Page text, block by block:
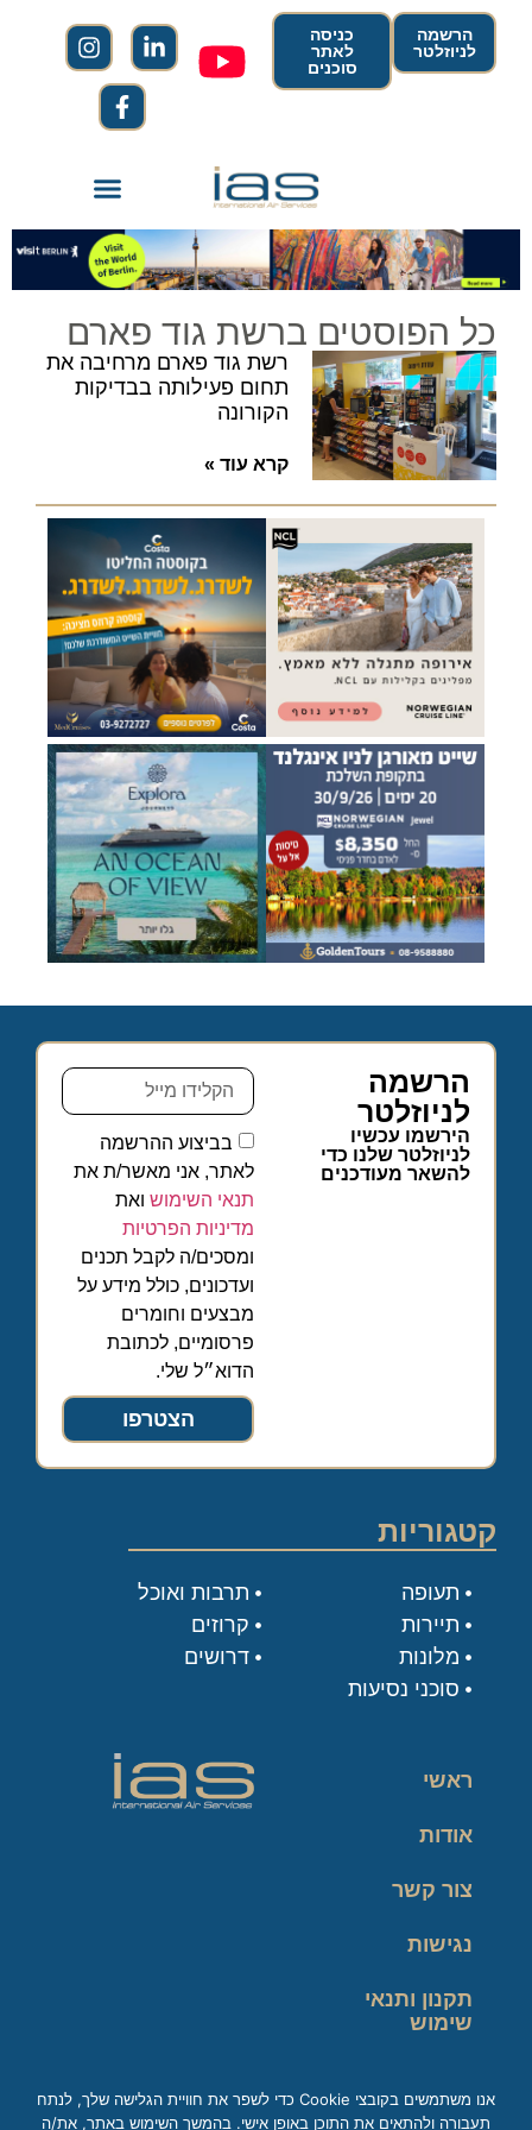
הרשמה
לניוזלטר
כניסה
לאתר
סוכנים
כל הפוסטים ברשת גוד פארם
רשת גוד פארם מרחיבה את
תחום פעילותה בבדיקות
הקורונה
קרא עוד »
הרשמה
לניוזלטר
הירשמו עכשיו
לניוזלטר שלנו כדי
להשאר מעודכנים
בביצוע ההרשמה
לאתר, אני מאשר/ת את
תנאי השימוש ואת
מדיניות הפרטיות
ומסכים/ה לקבל תכנים
ועדכונים, כולל מידע על
מבצעים וחומרים
פרסומיים, לכתובת
הדוא״ל שלי.
הצטרפו
קטגוריות
תעופה
תיירות
מלונות
סוכני נסיעות
תרבות ואוכל
קרוזים
דרושים
ראשי
אודות
צור קשר
נגישות
תקנון ותנאי
שימוש
אנו משתמשים בקובצי Cookie כדי לשפר את חוויית הגלישה שלך, לנתח
תעבורה ולהתאים את התוכן באופן אישי. בהמשך השימוש באתר, את/ה